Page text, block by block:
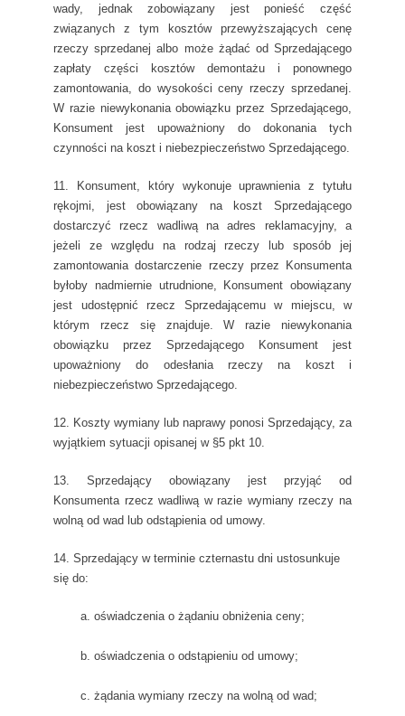
wady, jednak zobowiązany jest ponieść część
związanych z tym kosztów przewyższających cenę
rzeczy sprzedanej albo może żądać od Sprzedającego
zapłaty części kosztów demontażu i ponownego
zamontowania, do wysokości ceny rzeczy sprzedanej.
W razie niewykonania obowiązku przez Sprzedającego,
Konsument jest upoważniony do dokonania tych
czynności na koszt i niebezpieczeństwo Sprzedającego.
11. Konsument, który wykonuje uprawnienia z tytułu
rękojmi, jest obowiązany na koszt Sprzedającego
dostarczyć rzecz wadliwą na adres reklamacyjny, a
jeżeli ze względu na rodzaj rzeczy lub sposób jej
zamontowania dostarczenie rzeczy przez Konsumenta
byłoby nadmiernie utrudnione, Konsument obowiązany
jest udostępnić rzecz Sprzedającemu w miejscu, w
którym rzecz się znajduje. W razie niewykonania
obowiązku przez Sprzedającego Konsument jest
upoważniony do odesłania rzeczy na koszt i
niebezpieczeństwo Sprzedającego.
12. Koszty wymiany lub naprawy ponosi Sprzedający, za
wyjątkiem sytuacji opisanej w §5 pkt 10.
13. Sprzedający obowiązany jest przyjąć od
Konsumenta rzecz wadliwą w razie wymiany rzeczy na
wolną od wad lub odstąpienia od umowy.
14. Sprzedający w terminie czternastu dni ustosunkuje
się do:
a. oświadczenia o żądaniu obniżenia ceny;
b. oświadczenia o odstąpieniu od umowy;
c. żądania wymiany rzeczy na wolną od wad;